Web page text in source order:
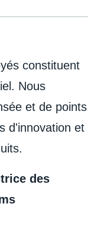
constituent
Nous
et de points
d'innovation et
des